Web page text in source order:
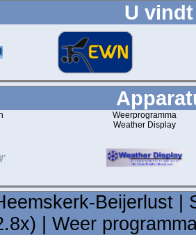
U
Weerprogramma
Weather Display
Beijerlust |
| Weer